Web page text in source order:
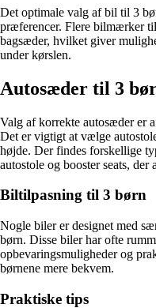
Det optimale valg af bil til 3
præferencer. Flere bilmærker
bagsæder, hvilket giver
under kørslen.
Autosæder til 3
Valg af korrekte autosæder er
Det er vigtigt at vælge
højde. Der findes forskellige
autostole og booster seats,
Biltilpasning til 3 børn
Nogle biler er designet med
børn. Disse biler har ofte
opbevaringsmuligheder og
børnene mere bekvem.
Praktiske tips